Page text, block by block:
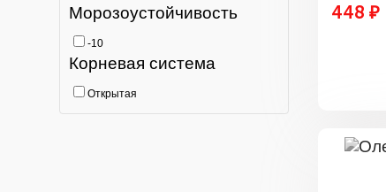
Морозоустойчивость
-10
Корневая система
Открытая
448 ₽